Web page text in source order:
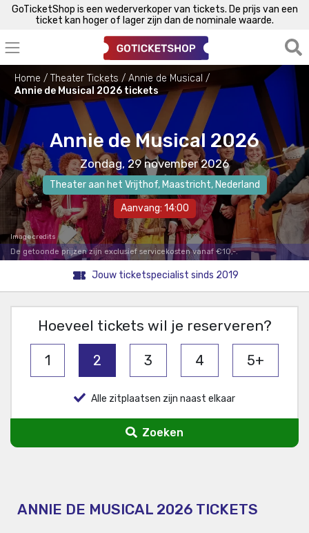
GoTicketShop is een wederverkoper van tickets. De prijs van een
ticket kan hoger of lager zijn dan de nominale waarde.
Home Theater Tickets
Annie de Musical
Annie de Musical 2026 tickets
Annie de Musical 2026
Zondag, 29 november 2026
Theater aan het Vrijthof, Maastricht, Nederland
Aanvang: 14:00
Image credits
De getoonde prijzen zijn exclusief servicekosten vanaf €10,-.
Jouw ticketspecialist sinds 2019
Hoeveel tickets wil je reserveren?
1 2 3 4 5+
Alle zitplaatsen zijn naast elkaar
Zoeken
ANNIE DE MUSICAL 2026 TICKETS